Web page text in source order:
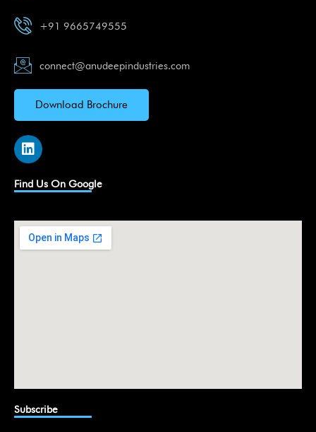
+91 9665749555
connect@anudeepindustries.com
Download Brochure
L
i
k
e
i
n
Find Us On Google
Subscribe